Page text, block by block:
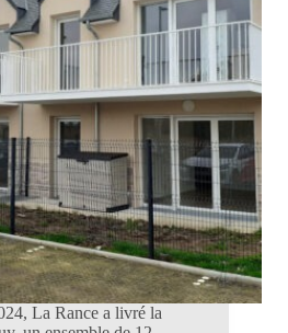
La Rance a livré la